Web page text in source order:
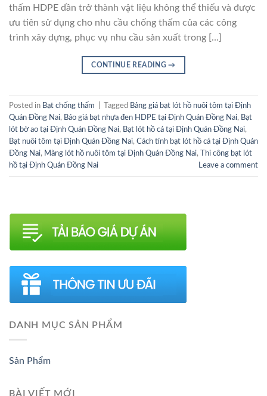
thấm HDPE dần trở thành vật liệu không thể thiếu và được
ưu tiên sử dụng cho nhu cầu chống thấm của các công
trình xây dựng, phục vụ nhu cầu sản xuất trong […]
CONTINUE READING→
Posted in Bạt chống thấm Tagged Bảng giá bạt lót hồ nuôi tôm tại Định
Quán Đồng Nai, Báo giá bạt nhựa đen HDPE tại Định Quán Đồng Nai, Bạt
lót bờ ao tại Định Quán Đồng Nai, Bạt lót hồ cá tại Định Quán Đồng Nai,
Bạt nuôi tôm tại Định Quán Đồng Nai, Cách tính bạt lót hồ cá tại Định Quán
Đồng Nai, Màng lót hồ nuôi tôm tại Định Quán Đồng Nai,
Thi công bạt lót
hồ tại Định Quán Đồng Nai
Leave a comment
DANH MỤC SẢN PHẨM
Sản Phẩm
BÀI VIẾT MỚI